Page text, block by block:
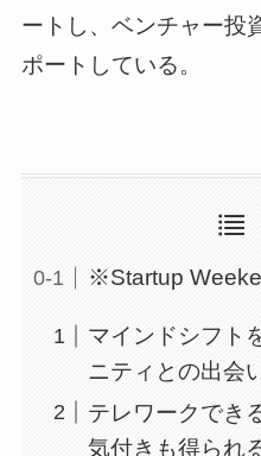
ートし、ベンチャー投
ポートしている。
※Startup
マインドシフト
ニティとの出会
テレワークでき
気付きも得られ